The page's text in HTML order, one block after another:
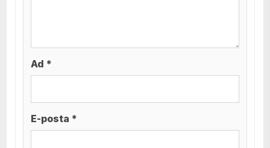
Ad *
E-posta *